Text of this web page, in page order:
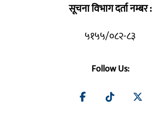
सूचना विभाग दर्ता नम्बर :
५१५५/०८२-८३
Follow Us: